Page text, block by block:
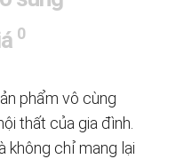
0
phẩm vô cùng
thất của gia đình.
không chỉ mang lại